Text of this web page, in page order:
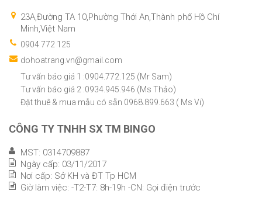
23A,Đường TA 10,Phường Thới An,Thành phố Hồ Chí
Minh,Việt Nam
0904 772 125
dohoatrang.vn@gmail.com
Tư vấn báo giá 1 :0904.772.125 (Mr Sam)
Tư vấn báo giá 2 :0934.945.946 (Ms Thảo)
Đặt thuê & mua mẫu có sẵn 0968.899.663 ( Ms Vi)
CÔNG TY TNHH SX TM BINGO
MST: 0314709887
Ngày cấp: 03/11/2017
Nơi cấp: Sở KH và ĐT Tp HCM
Giờ làm việc: -T2-T7: 8h-19h -CN: Gọi điện trước